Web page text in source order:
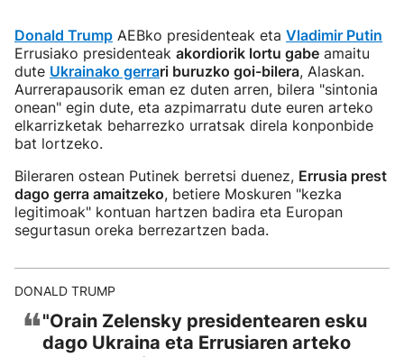
Donald Trump AEBko presidenteak eta Vladimir Putin
Errusiako presidenteak akordiorik lortu gabe amaitu
dute Ukrainako gerrari buruzko goi-bilera, Alaskan.
Aurrerapausorik eman ez duten arren, bilera "sintonia
onean" egin dute, eta azpimarratu dute euren arteko
elkarrizketak beharrezko urratsak direla konponbide
bat lortzeko.
Bileraren ostean Putinek berretsi duenez, Errusia prest
dago gerra amaitzeko, betiere Moskuren "kezka
legitimoak" kontuan hartzen badira eta Europan
segurtasun oreka berrezartzen bada.
DONALD TRUMP
❝"Orain Zelensky presidentearen esku
dago Ukraina eta Errusiaren arteko